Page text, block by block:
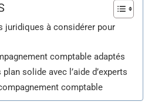
juridiques à considérer pour
comptable adaptés
solide avec l’aide d’experts
comptable